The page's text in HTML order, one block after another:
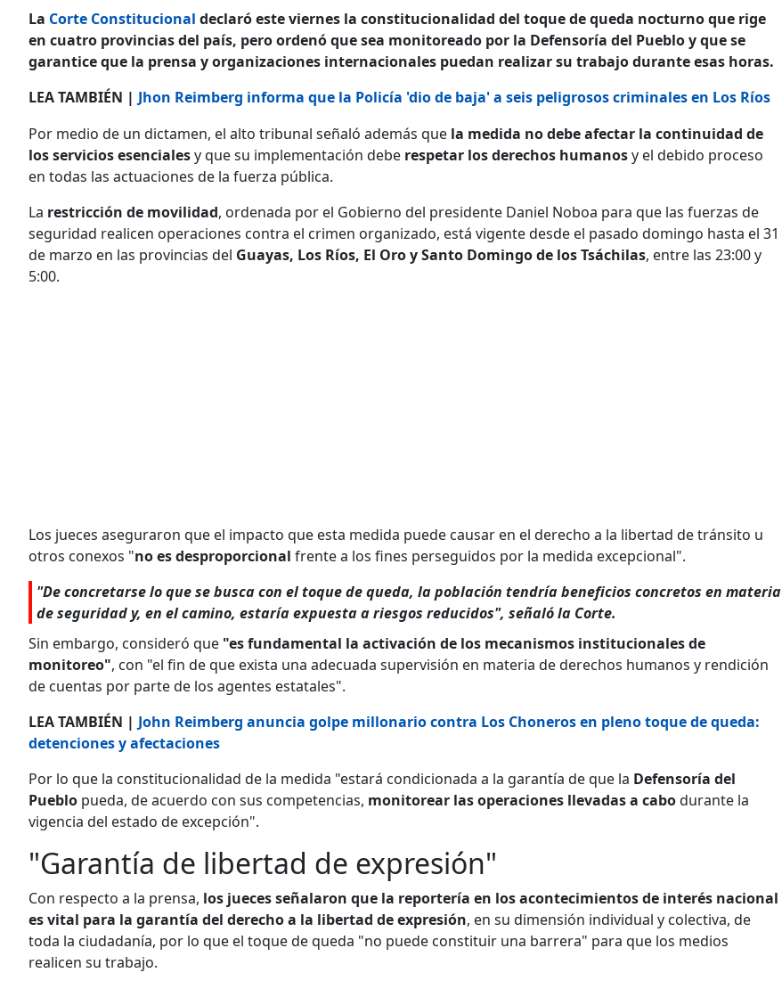
La Corte Constitucional declaró este viernes la constitucionalidad del toque de queda nocturno que rige
en cuatro provincias del país, pero ordenó que sea monitoreado por la Defensoría del Pueblo y que se
garantice que la prensa y organizaciones internacionales puedan realizar su trabajo durante esas horas.
LEA TAMBIÉN | Jhon Reimberg informa que la Policía 'dio de baja' a seis peligrosos criminales en Los Ríos
Por medio de un dictamen, el alto tribunal señaló además que la medida no debe afectar la continuidad de
los servicios esencialesy que su implementación debe respetar los derechos humanosy el debido proceso
en todas las actuaciones de la fuerza pública.
La restricción de movilidad, ordenada por el Gobierno del presidente Daniel Noboa para que las fuerzas de
seguridad realicen operaciones contra el crimen organizado, está vigente desde el pasado domingo hasta el 31
de marzo en las provincias del Guayas, Los Ríos, El Oro y Santo Domingo de los Tsáchilas, entre las 23:00 y
5:00.
Los jueces aseguraron que el impacto que esta medida puede causar en el derecho a la libertad de tránsito u
otros conexos "no es desproporcional frente a los fines perseguidos por la medida excepcional".
"De concretarse lo que se busca con el toque de queda, la población tendría beneficios concretos en materia
de seguridad y, en el camino, estaría expuesta a riesgos reducidos", señaló la Corte.
Sin embargo, consideró que "es fundamental la activación de los mecanismos institucionales de
monitoreo", con "el fin de que exista una adecuada supervisión en materia de derechos humanos y rendición
de cuentas por parte de los agentes estatales".
LEA TAMBIÉN | John Reimberg anuncia golpe millonario contra Los Choneros en pleno toque de queda:
detenciones y afectaciones
Por lo que la constitucionalidad de la medida "estará condicionada a la garantía de que la Defensoría del
Pueblo pueda, de acuerdo con sus competencias, monitorear las operaciones llevadas a cabodurante la
vigencia del estado de excepción".
"Garantía de libertad de expresión"
Con respecto a la prensa, los jueces señalaron que la reportería en los acontecimientos de interés nacional
es vital para la garantía del derecho a la libertad de expresión, en su dimensión individual y colectiva, de
toda la ciudadanía, por lo que el toque de queda "no puede constituir una barrera" para que los medios
realicen su trabajo.